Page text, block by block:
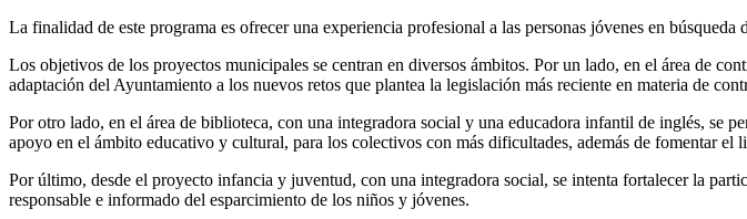
La finalidad de este programa es ofrecer una experiencia profesional a las personas jóvenes en
Los objetivos de los proyectos municipales se centran en diversos ámbitos. Por un lado, en el área de
adaptación del Ayuntamiento a los nuevos retos que plantea la legislación más reciente en materia de
Por otro lado, en el área de biblioteca, con una integradora social y una educadora infantil de inglés, se
apoyo en el ámbito educativo y cultural, para los colectivos con más dificultades, además de fomentar
Por último, desde el proyecto infancia y juventud, con una integradora social, se intenta fortalecer la
responsable e informado del esparcimiento de los niños y jóvenes.